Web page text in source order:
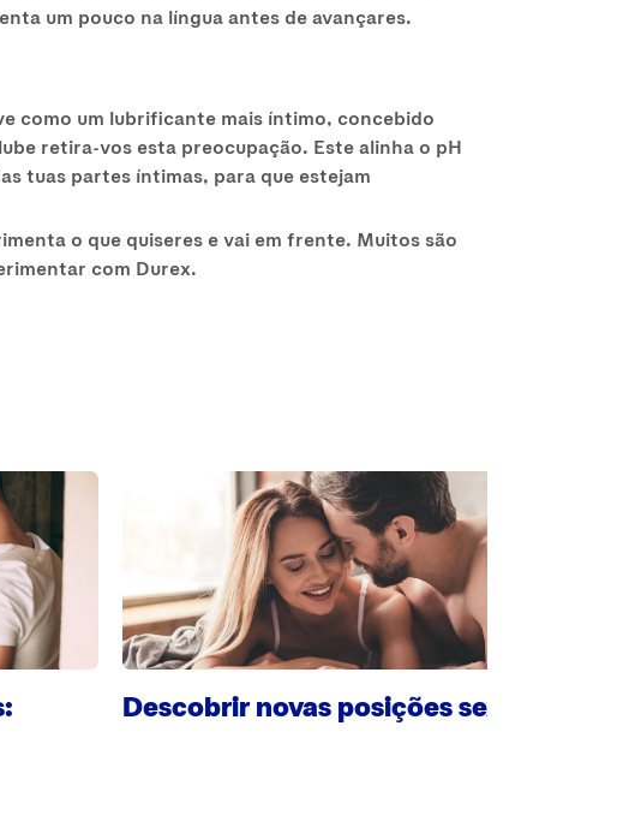
um pouco na língua antes de avançares.
como um lubrificante mais íntimo, concebido
retira-vos esta preocupação. Este alinha o pH
tuas partes íntimas, para que estejam
o que quiseres e vai em frente. Muitos são
com Durex.
Descobrir novas posições sexuais